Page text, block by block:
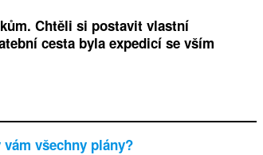
Chtěli si postavit vlastní
cesta byla expedicí se vším
všechny plány?